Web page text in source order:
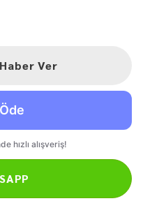
Ver